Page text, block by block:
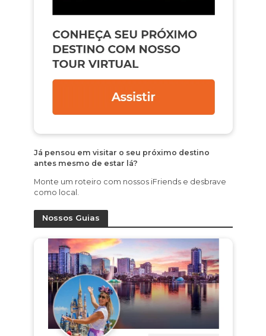
Já pensou em visitar o seu próximo destino
antes mesmo de estar lá?
Monte um roteiro com nossos iFriends e desbrave
como local.
Nossos Guias